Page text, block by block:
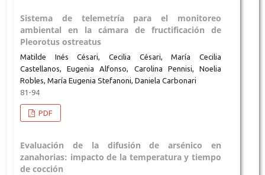
Sistema de telemetría para el monitoreo
ambiental en la cámara de fructificación de
Pleorotus ostreatus
Matilde Inés Césari, Cecilia Césari, María Cecilia
Castellanos, Eugenia Alfonso, Carolina Pennisi, Noelia
Robles, María Eugenia Stefanoni, Daniela Carbonari
81-94
PDF
Evaluación de la difusión de arsénico en
zanahorias: impacto de la temperatura y tiempo
de cocción